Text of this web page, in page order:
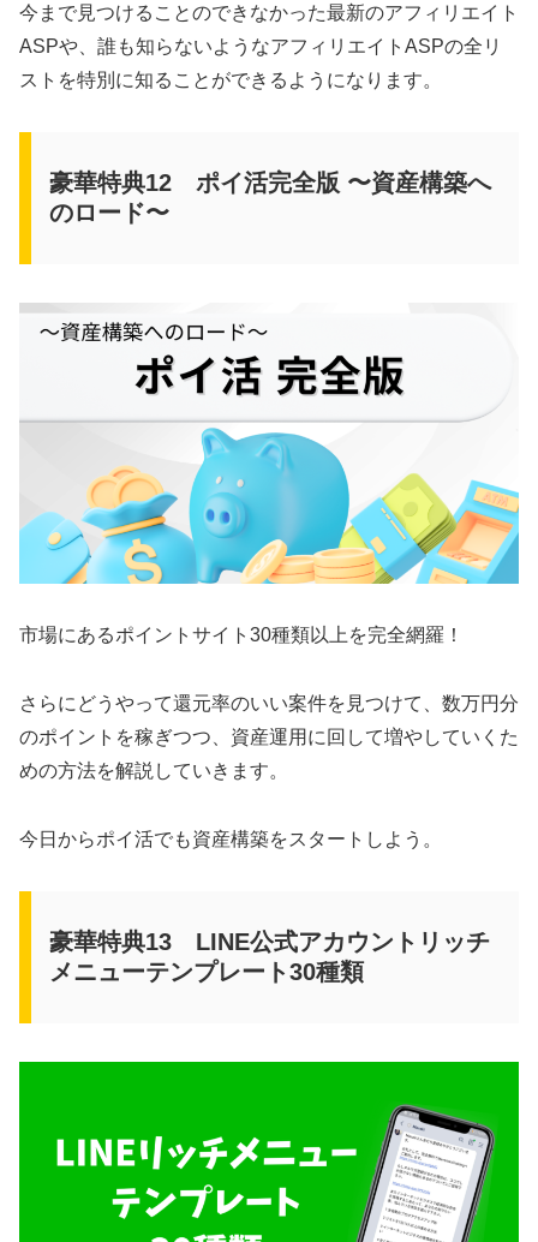
今まで見つけることのできなかった最新のアフィリエイト
ASPや、誰も知らないようなアフィリエイトASPの全リ
ストを特別に知ることができるようになります。
豪華特典12 ポイ活完全版 〜資産構築へ
のロード〜
市場にあるポイントサイト30種類以上を完全網羅！
さらにどうやって還元率のいい案件を見つけて、数万円分
のポイントを稼ぎつつ、資産運用に回して増やしていくた
めの方法を解説していきます。
今日からポイ活でも資産構築をスタートしよう。
豪華特典13 LINE公式アカウントリッチ
メニューテンプレート30種類